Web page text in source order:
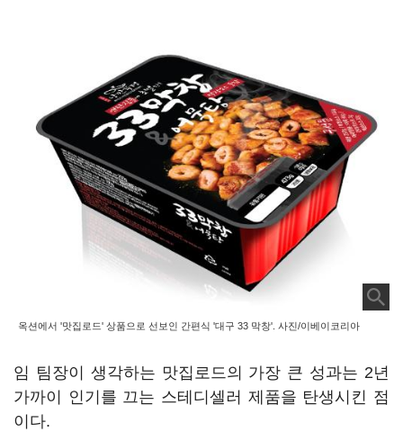
옥션에서 '맛집로드' 상품으로 선보인 간편식 '대구 33 막창'. 사진/이베이코리아
임 팀장이 생각하는 맛집로드의 가장 큰 성과는 2년
가까이 인기를 끄는 스테디셀러 제품을 탄생시킨 점
이다.